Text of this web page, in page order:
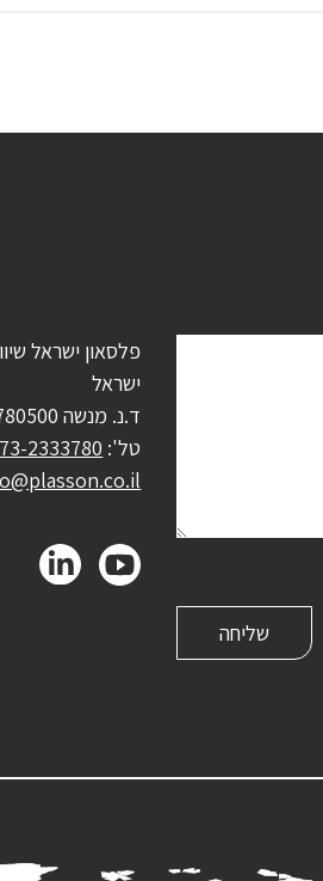
פלסאון ישראל
ישראל
ד.נ. מנשה 3780500
טל': 2333780